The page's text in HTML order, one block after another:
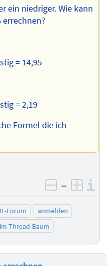
ein niedriger. Wie kann
errechnen?
= 14,95
= 2,19
Formel die ich
negativ
–
Forum
anmelden
Thread-Baum